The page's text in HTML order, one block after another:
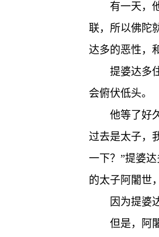
有一天，
联，所以佛陀
达多的恶性，
提婆达多
会俯伏低头。
他等了好
过去是太子，
一下？”提婆
的太子阿闍世
因为提婆
但是，阿